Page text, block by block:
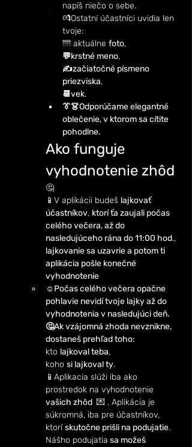
napíš niečo o sebe.
💏Ostatní účastníci uvidia len
tvoje:
🌁 aktuálne foto,
💬krstné meno,
✍️začiatočné písmeno
priezviska,
📆vek.
👔👗Odporúčame elegantné
oblečenie, v ktorom sa cítite
pohodlne.
Ako funguje
vyhodnotenie zhôd
🤔
📱V aplikácii budeš lajkovať
účastníkov, ktorí ťa zaujali počas
celého večera, až do
nasledujúceho rána do 11:00 hod.,
lajkovanie sa uzavrie a potom ti
aplikácia pošle konečné
vyhodnotenie
☺️Počas celého večera opačne
pohlavie nevidí tvoje lajky až do
vyhodnotenia v nasledujúci deň.
🤔Ak vzájomná zhoda nevznikne,
dostaneš prehľad toho:
kto lajkoval teba,
koho si lajkoval ty.
📱Aplikacia slúži iba ako
prostredok na vyhodnotenie
vašich zhôd 💌 . Aplikácia je
súkromná, iba pre účastníkov,
ktorí skutočne prišli na podujatie.
Nášho podujatia sa možeš